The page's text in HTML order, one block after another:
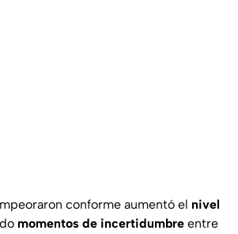
conforme aumentó el nivel
momentos de incertidumbre entre